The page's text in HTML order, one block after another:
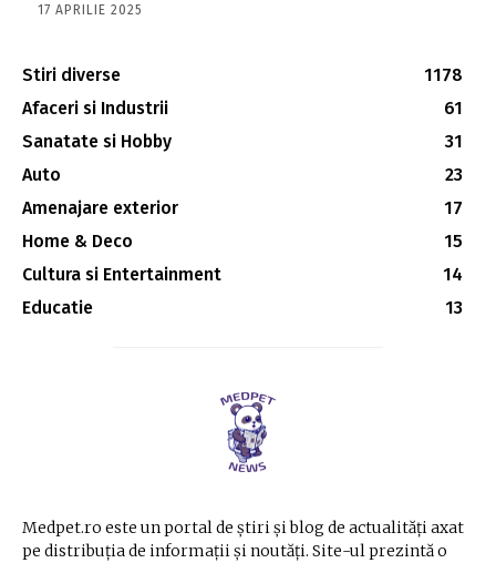
17 APRILIE 2025
Stiri diverse
1178
Afaceri si Industrii
61
Sanatate si Hobby
31
Auto
23
Amenajare exterior
17
Home & Deco
15
Cultura si Entertainment
14
Educatie
13
Medpet.ro este un portal de știri și blog de actualități axat
pe distribuția de informații și noutăți. Site-ul prezintă o